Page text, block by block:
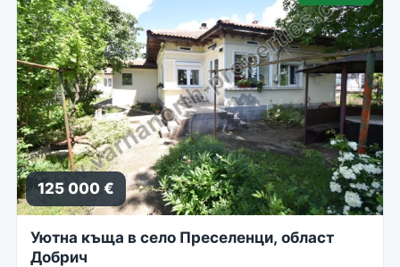
125 000 €
Уютна къща в село Преселенци, област
Добрич